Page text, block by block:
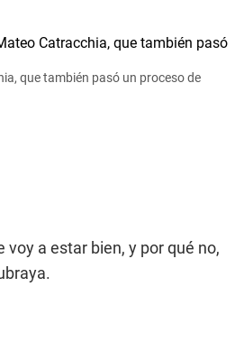
que también pasó un proceso de
voy a estar bien, y por qué no,